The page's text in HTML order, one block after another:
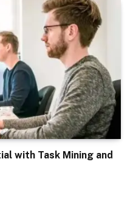
with Task Mining and